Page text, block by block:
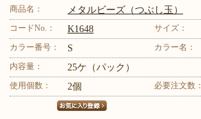
商品名： メタルビーズ（つぶし玉）
コードNo.： K1648 サイズ：
カラー番号： S カラー名：
内容量： 25ケ（パック）
使用個数： 2個 必要注文数：